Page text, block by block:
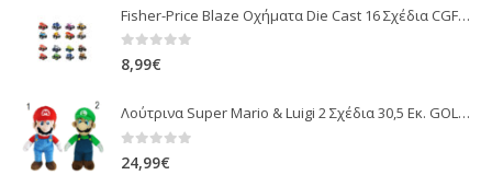
Fisher-Price Blaze Οχήματα Die Cast 16 Σχέδια CGF20
0 out of 5
8,99€
Λούτρινα Super Mario & Luigi 2 Σχέδια 30,5 Εκ. GOL13769
0 out of 5
24,99€